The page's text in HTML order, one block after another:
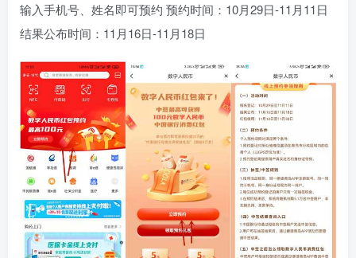
输入手机号、姓名即可预约 预约时间：10月29日-11月11日
结果公布时间：11月16日-11月18日